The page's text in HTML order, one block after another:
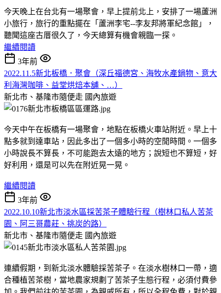
今天晚上在台北有一場聚會，早上提前北上，安排了一場蘆洲
小旅行，旅行的重點擺在「蘆洲李宅--李友邦將軍紀念館」，
聽聞這座古厝很久了，今天總算有機會親臨一探。
繼續閱讀
3年前
2022.11.5新北板橋．聚會（深丘福德宮、海牧水產鍋物、意大
利海灣咖啡、益堂烘焙本舖、…）
新北市、基隆市隨便走 國內旅遊
今天中午在板橋有一場聚會，地點在板橋火車站附近。早上十
點多就到達車站，因此多出了一個多小時的空閒時間。一個多
小時說長不算長，不可能跑去太遠的地方；說短也不算短，好
好利用，還是可以先在附近晃一晃。
繼續閱讀
3年前
2022.10.10新北市淡水區採苦茶子體驗行程（樹林口私人苦茶
園、阿三哥農莊、挑炭的路）
新北市、基隆市隨便走 國內旅遊
連續假期，到新北淡水體驗採苦茶子。在淡水樹林口一帶，適
合種植苦茶樹，當地農家規劃了苦茶子生態行程，必須付費參